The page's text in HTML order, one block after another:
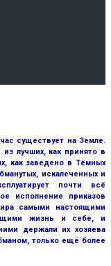
существует на Земле.
лучших, как принято в
как заведено в Тёмных
искалеченных и
почти всё
исполнение приказов
самыми настоящими
жизнь и себе, и
держали их хозяева
только ещё более